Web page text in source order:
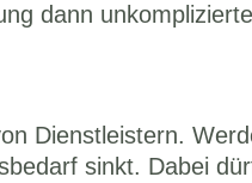
dann
Dienstleistern.
sinkt. Dabei